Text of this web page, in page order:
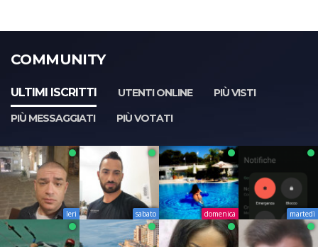
COMMUNITY
ULTIMI ISCRITTI UTENTI ONLINE
PIÙ VISTI
PIÙ MESSAGGIATI
PIÙ VOTATI
Ieri sabato domenica martedì